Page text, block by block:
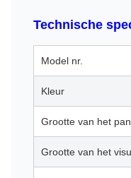
Technische
Model nr.
Kleur
Grootte van het
Grootte van het